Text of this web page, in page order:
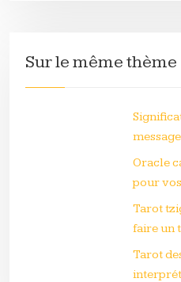
Sur le même thème
Oracle
pour
Tarot
faire un
Tarot